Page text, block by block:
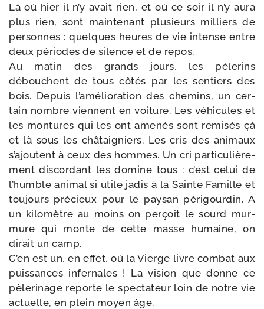
Là où hier il n’y avait rien, et où ce soir il n’y aura
plus rien, sont main­te­nant plu­sieurs mil­liers de
per­sonnes : quelques heures de vie intense entre
deux périodes de silence et de repos.
Au matin des grands jours, les pèle­rins
débouchent de tous côtés par les sen­tiers des
bois. Depuis l’a­mé­lio­ra­tion des che­mins, un cer­
tain nombre viennent en voi­ture. Les véhi­cules et
les mon­tures qui les ont ame­nés sont remi­sés çà
et là sous les châ­tai­gniers. Les cris des ani­maux
s’a­joutent à ceux des hommes. Un cri par­ti­cu­liè­re­
ment dis­cor­dant les domine tous : c’est celui de
l’humble ani­mal si utile jadis à la Sainte Famille et
tou­jours pré­cieux pour le pay­san péri­gour­din. A
un kilo­mètre au moins on per­çoit le sourd mur­
mure qui monte de cette masse humaine, on
dirait un camp.
C’en est un, en effet, où la Vierge livre com­bat aux
puis­sances infer­nales ! La vision que donne ce
pèle­ri­nage reporte le spec­ta­teur loin de notre vie
actuelle, en plein moyen âge.